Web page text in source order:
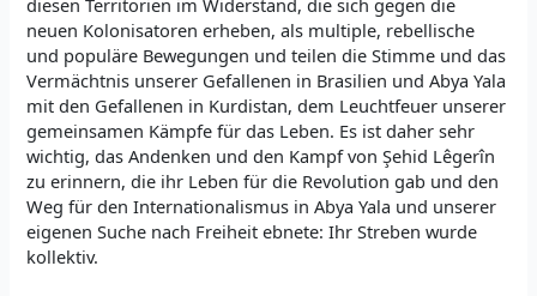
neuen Kolonisatoren erheben, als multiple, rebellische
und populäre Bewegungen und teilen die Stimme und das
Vermächtnis unserer Gefallenen in Brasilien und Abya Yala
mit den Gefallenen in Kurdistan, dem Leuchtfeuer unserer
gemeinsamen Kämpfe für das Leben. Es ist daher sehr
wichtig, das Andenken und den Kampf von Şehid Lêgerîn
zu erinnern, die ihr Leben für die Revolution gab und den
Weg für den Internationalismus in Abya Yala und unserer
eigenen Suche nach Freiheit ebnete: Ihr Streben wurde
kollektiv.